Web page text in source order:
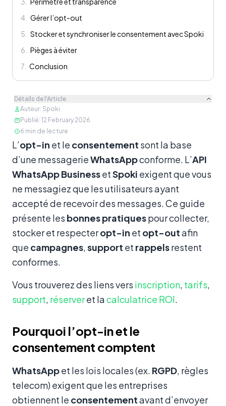
4
Gérer l’opt-out
5
Stocker et synchroniser le consentement avec Spoki
6
Pièges à éviter
7 Conclusion
Détails de l'Article
Auteur: Spoki
Publié: 12 February 2026
6 min de lecture
Contenu
L’opt-in et le consentement sont la base
d’une messagerieWhatsAppconforme. L’API
WhatsApp BusinessetSpoki exigent que vous
ne messagiez que les utilisateurs ayant
accepté de recevoir des messages. Ce guide
présente les bonnes pratiquespour collecter,
stocker et respecteropt-in et opt-outafin
que campagnes,support et rappelsrestent
conformes.
Vous trouverez des liens vers inscription, tarifs,
support, réserveret lacalculatrice ROI.
Pourquoi l’opt-in et le
consentement comptent
WhatsAppet les lois locales (ex. RGPD, règles
telecom) exigent que les entreprises
obtiennent le consentementavant d’envoyer